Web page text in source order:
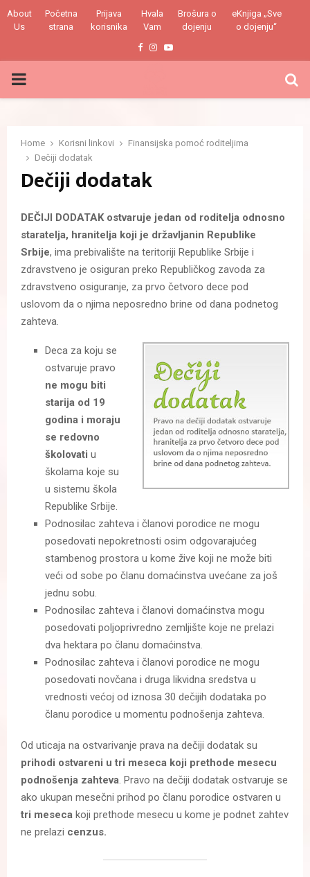
About
Us
Početna
strana
Prijava
korisnika
Hvala
Vam
Brošura o
dojenju
eKnjiga „Sve
o dojenju“
Facebook
Instagram
Youtube
PRIMARY
Home Korisni linkovi
Finansijska pomoć roditeljima
Dečiji dodatak
Dečiji dodatak
DEČIJI DODATAK ostvaruje jedan od roditelja odnosno
staratelja, hranitelja koji je državljanin Republike
Srbije, ima prebivalište na teritoriji Republike Srbije i
zdravstveno je osiguran preko Republičkog zavoda za
zdravstveno osiguranje, za prvo četvoro dece pod
uslovom da o njima neposredno brine od dana podnetog
zahteva.
Deca za koju se
ostvaruje pravo
ne mogu biti
starija od 19
godina i moraju
se redovno
školovati u
školama koje su
u sistemu škola
Republike Srbije.
Podnosilac zahteva i članovi porodice ne mogu
posedovati nepokretnosti osim odgovarajućeg
stambenog prostora u kome žive koji ne može biti
veći od sobe po članu domaćinstva uvećane za još
jednu sobu.
Podnosilac zahteva i članovi domaćinstva mogu
posedovati poljoprivredno zemljište koje ne prelazi
dva hektara po članu domaćinstva.
Podnosilac zahteva i članovi porodice ne mogu
posedovati novčana i druga likvidna sredstva u
vrednosti većoj od iznosa 30 dečijih dodataka po
članu porodice u momentu podnošenja zahteva.
Od uticaja na ostvarivanje prava na dečiji dodatak su
prihodi ostvareni u tri meseca koji prethode mesecu
podnošenja zahteva . Pravo na dečiji dodatak ostvaruje se
ako ukupan mesečni prihod po članu porodice ostvaren u
tri meseca koji prethode mesecu u kome je podnet zahtev
ne prelazi cenzus.